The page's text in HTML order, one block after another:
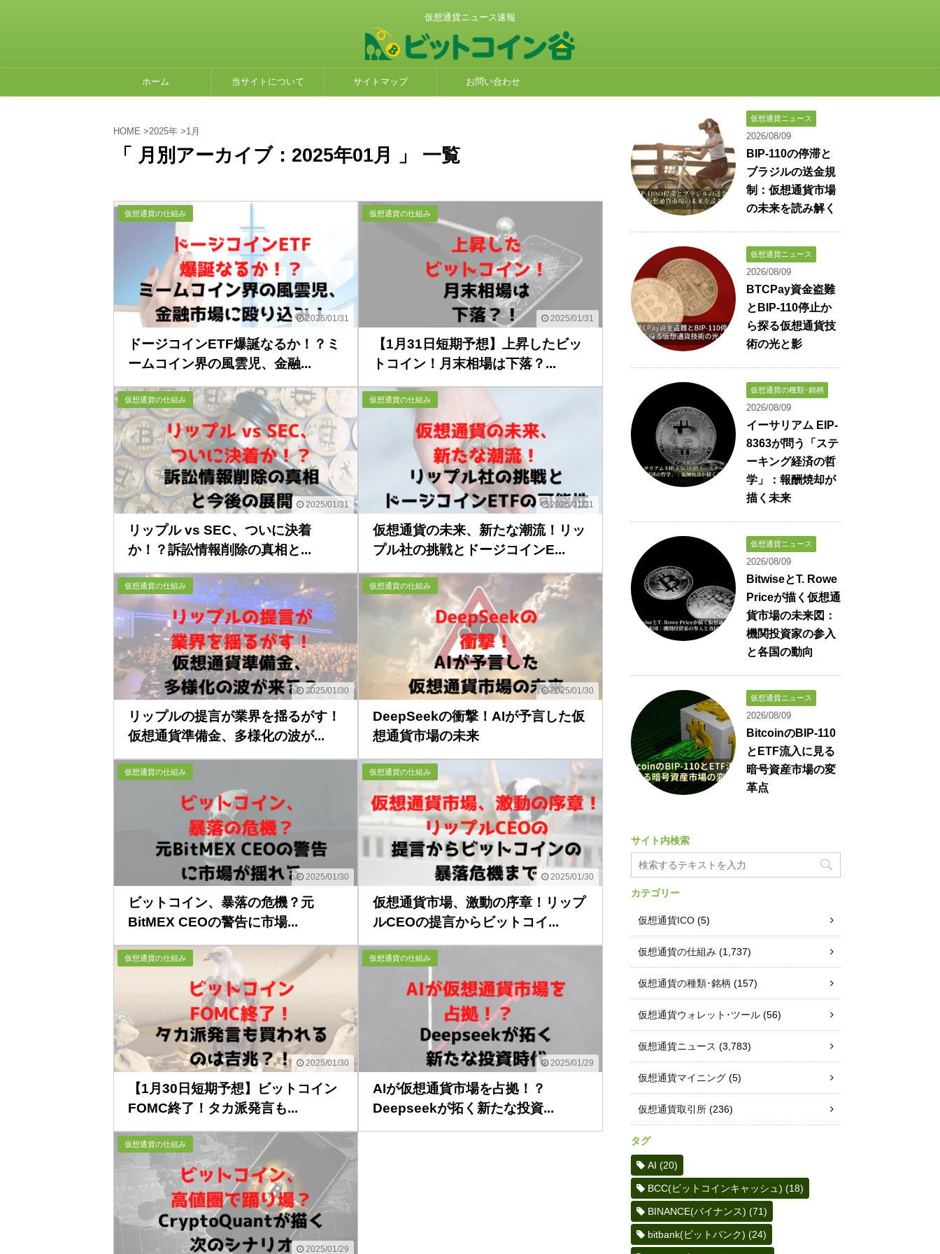
仮想通貨ニュース速報
ホーム 当サイトについて サイトマップ お問い合わせ
HOME >2025年 >1月
「 月別アーカイブ：2025年01月 」 一覧
2025/01/31
仮想通貨の仕組み
ドージコインETF爆誕なるか！？ミ
ームコイン界の風雲児、金融...
2025/01/31
仮想通貨の仕組み
【1月31日短期予想】上昇したビッ
トコイン！月末相場は下落？...
2025/01/31
仮想通貨の仕組み
リップル vs SEC、ついに決着
か！？訴訟情報削除の真相と...
2025/01/31
仮想通貨の仕組み
仮想通貨の未来、新たな潮流！リッ
プル社の挑戦とドージコインE...
2025/01/30
仮想通貨の仕組み
リップルの提言が業界を揺るがす！
仮想通貨準備金、多様化の波が...
2025/01/30
仮想通貨の仕組み
DeepSeekの衝撃！AIが予言した仮
想通貨市場の未来
2025/01/30
仮想通貨の仕組み
ビットコイン、暴落の危機？元
BitMEX CEOの警告に市場...
2025/01/30
仮想通貨の仕組み
仮想通貨市場、激動の序章！リップ
ルCEOの提言からビットコイ...
2025/01/30
仮想通貨の仕組み
【1月30日短期予想】ビットコイン
FOMC終了！タカ派発言も...
2025/01/29
仮想通貨の仕組み
AIが仮想通貨市場を占拠！？
Deepseekが拓く新たな投資...
2025/01/29
仮想通貨の仕組み
仮想通貨ニュース
2026/08/09
BIP-110の停滞と
ブラジルの送金規
制：仮想通貨市場
の未来を読み解く
仮想通貨ニュース
2026/08/09
BTCPay資金盗難
とBIP-110停止か
ら探る仮想通貨技
術の光と影
仮想通貨の種類･銘柄
2026/08/09
イーサリアム EIP-
8363が問う「ステ
ーキング経済の哲
学」：報酬焼却が
描く未来
仮想通貨ニュース
2026/08/09
BitwiseとT. Rowe
Priceが描く仮想通
貨市場の未来図：
機関投資家の参入
と各国の動向
仮想通貨ニュース
2026/08/09
BitcoinのBIP-110
とETF流入に見る
暗号資産市場の変
革点
サイト内検索
カテゴリー
仮想通貨ICO (5)
仮想通貨の仕組み (1,737)
仮想通貨の種類･銘柄 (157)
仮想通貨ウォレット･ツール (56)
仮想通貨ニュース (3,783)
仮想通貨マイニング (5)
仮想通貨取引所 (236)
タグ
AI (20)
BCC(ビットコインキャッシュ) (18)
BINANCE(バイナンス) (71)
bitbank(ビットバンク) (24)